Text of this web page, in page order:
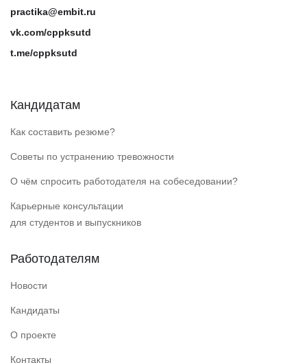
practika@embit.ru
vk.com/cppksutd
t.me/cppksutd
Кандидатам
Как составить резюме?
Советы по устранению тревожности
О чём спросить работодателя на собеседовании?
Карьерные консультации
для студентов и выпускников
Работодателям
Новости
Кандидаты
О проекте
Контакты